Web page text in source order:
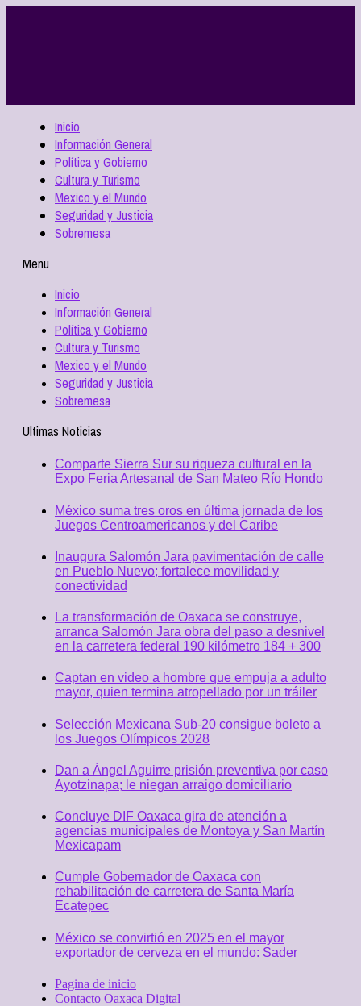
Inicio
Información General
Política y Gobierno
Cultura y Turismo
Mexico y el Mundo
Seguridad y Justicia
Sobremesa
Menu
Inicio
Información General
Política y Gobierno
Cultura y Turismo
Mexico y el Mundo
Seguridad y Justicia
Sobremesa
Ultimas Noticias
Comparte Sierra Sur su riqueza cultural en la
Expo Feria Artesanal de San Mateo Río Hondo
México suma tres oros en última jornada de los
Juegos Centroamericanos y del Caribe
Inaugura Salomón Jara pavimentación de calle
en Pueblo Nuevo; fortalece movilidad y
conectividad
La transformación de Oaxaca se construye,
arranca Salomón Jara obra del paso a desnivel
en la carretera federal 190 kilómetro 184 + 300
Captan en video a hombre que empuja a adulto
mayor, quien termina atropellado por un tráiler
Selección Mexicana Sub-20 consigue boleto a
los Juegos Olímpicos 2028
Dan a Ángel Aguirre prisión preventiva por caso
Ayotzinapa; le niegan arraigo domiciliario
Concluye DIF Oaxaca gira de atención a
agencias municipales de Montoya y San Martín
Mexicapam
Cumple Gobernador de Oaxaca con
rehabilitación de carretera de Santa María
Ecatepec
México se convirtió en 2025 en el mayor
exportador de cerveza en el mundo: Sader
Pagina de inicio
Contacto Oaxaca Digital